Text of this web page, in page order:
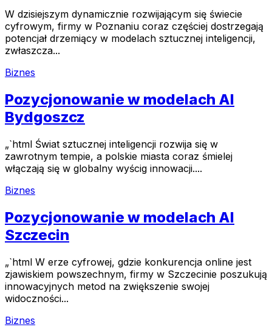
W dzisiejszym dynamicznie rozwijającym się świecie
cyfrowym, firmy w Poznaniu coraz częściej dostrzegają
potencjał drzemiący w modelach sztucznej inteligencji,
zwłaszcza...
Biznes
Pozycjonowanie w modelach AI
Bydgoszcz
„`html Świat sztucznej inteligencji rozwija się w
zawrotnym tempie, a polskie miasta coraz śmielej
włączają się w globalny wyścig innowacji....
Biznes
Pozycjonowanie w modelach AI
Szczecin
„`html W erze cyfrowej, gdzie konkurencja online jest
zjawiskiem powszechnym, firmy w Szczecinie poszukują
innowacyjnych metod na zwiększenie swojej
widoczności...
Biznes